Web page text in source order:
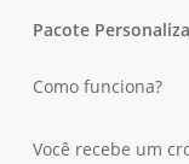
Pacote
Como funciona?
Você recebe um